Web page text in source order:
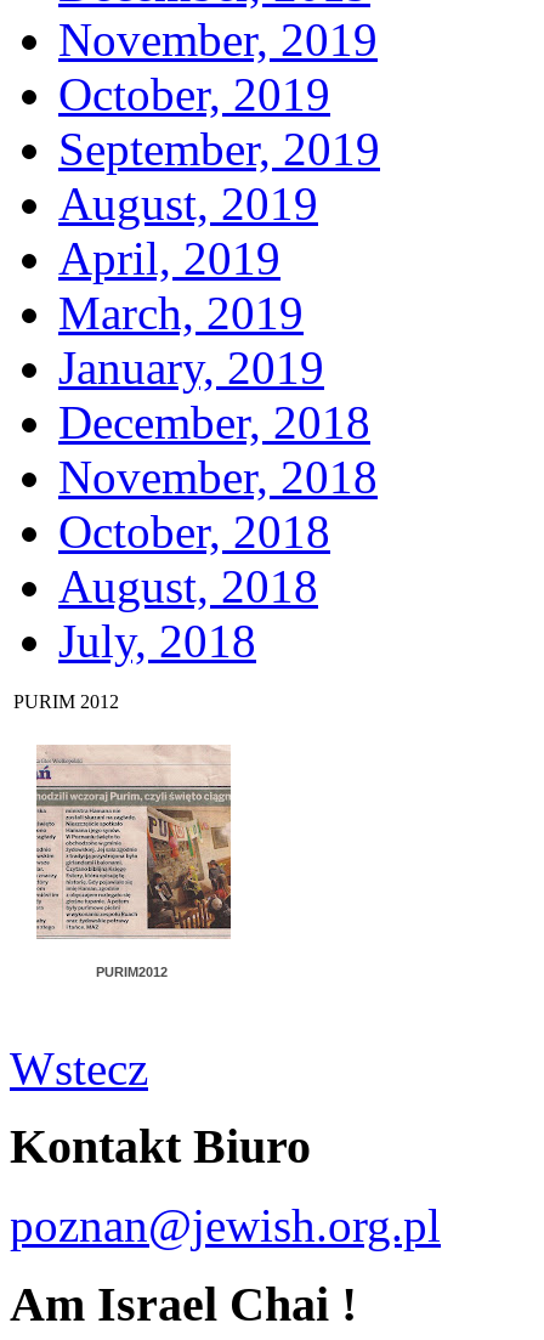
November, 2019
October, 2019
September, 2019
August, 2019
April, 2019
March, 2019
January, 2019
December, 2018
November, 2018
October, 2018
August, 2018
July, 2018
PURIM 2012
PURIM2012
Wstecz
Kontakt Biuro
poznan@jewish.org.pl
Am Israel Chai !